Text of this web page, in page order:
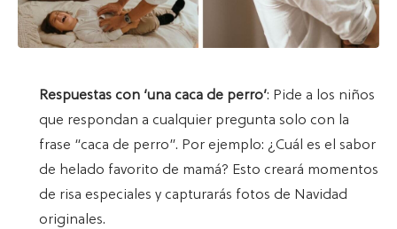
Respuestas con ‘una caca de perro’: Pide a los niños
que respondan a cualquier pregunta solo con la
frase “caca de perro”. Por ejemplo: ¿Cuál es el sabor
de helado favorito de mamá? Esto creará momentos
de risa especiales y capturarás fotos de Navidad
originales.